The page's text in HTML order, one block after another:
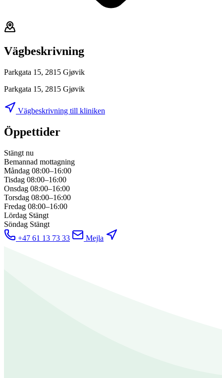
Vägbeskrivning
Parkgata 15, 2815 Gjøvik
Parkgata 15, 2815 Gjøvik
Vägbeskrivning till kliniken
Öppettider
Stängt nu
Bemannad mottagning
Måndag 08:00–16:00
Tisdag 08:00–16:00
Onsdag 08:00–16:00
Torsdag 08:00–16:00
Fredag 08:00–16:00
Lördag Stängt
Söndag Stängt
+47 61 13 73 33
Mejla